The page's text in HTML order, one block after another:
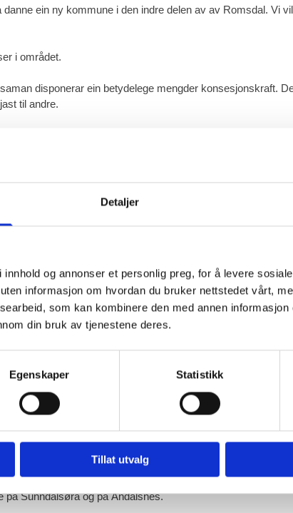
Detaljer
og annonser et personlig preg, for å levere
informasjon om hvordan du bruker nettstedet vårt,
som kan kombinere den med annen
din bruk av tjenestene deres.
Egenskaper Statistikk
Tillat utvalg
ein ny kommune i den indre delen av av Romsdal. Vi
i området.
disponerar ein betydelege mengder konsesjonskraft.
til andre.
ei framtidig turistsatsing.
av eit meir allsidig turistprodukt.
Dei tre kommunane har også eit felles ansvar i
for betre samferdsle.
frå Åndalsnes gjennom Eresfjord til Sunndal. Ei
halde fram frå Meringdal til Isfjorden med ein tunell på 7
gjennom Håndedalen for å knytte Vistdal til sambandet.
med jarnbane. Ein kan også sjå dette vegprosjektet
og kortar ned avtanden til Sunnmøre.
på Sunndalsøra og på Åndalsnes.